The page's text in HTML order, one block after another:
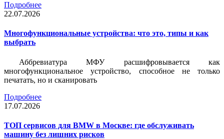
Подробнее
22.07.2026
Многофункциональные устройства: что это, типы и как
выбрать
Аббревиатура МФУ расшифровывается как
многофункциональное устройство, способное не только
печатать, но и сканировать
Подробнее
17.07.2026
ТОП сервисов для BMW в Москве: где обслуживать
машину без лишних рисков